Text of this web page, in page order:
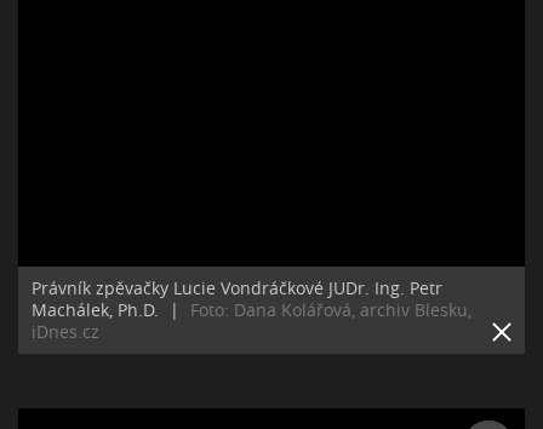
Právník zpěvačky Lucie Vondráčkové JUDr. Ing. Petr
Machálek, Ph.D.
|
Foto: Dana Kolářová, archiv Blesku,
iDnes.cz